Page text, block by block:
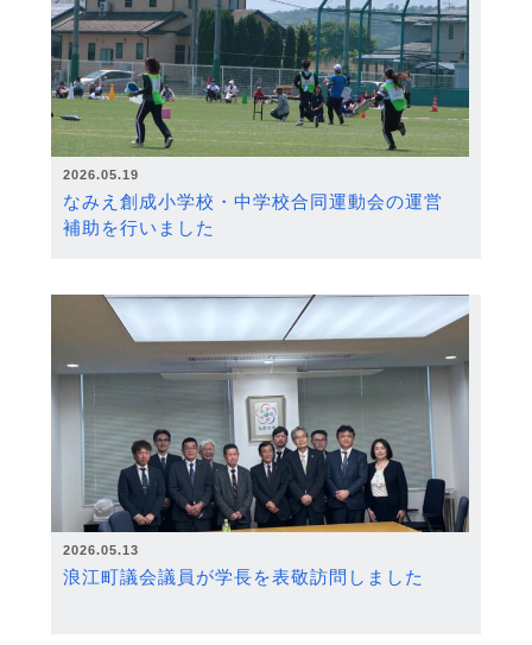
2026.05.19
なみえ創成小学校・中学校合同運動会の運営
補助を行いました
2026.05.13
浪江町議会議員が学長を表敬訪問しました